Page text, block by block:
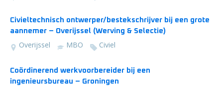
Civieltechnisch ontwerper/bestekschrijver bij een grote
aannemer – Overijssel (Werving & Selectie)
Overijssel MBO Civiel
Coördinerend werkvoorbereider bij een
ingenieursbureau – Groningen